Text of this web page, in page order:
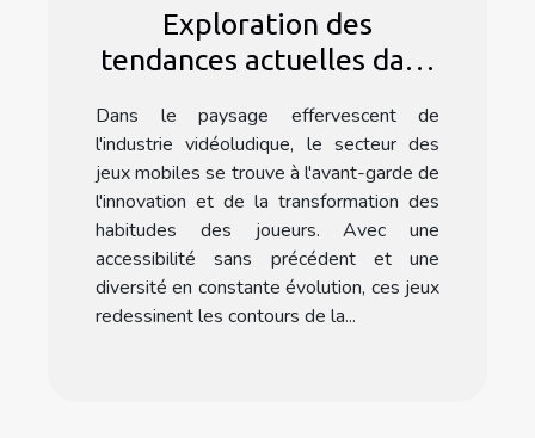
Exploration des
tendances actuelles dans
impact sur la
communauté des joueurs
Dans le paysage effervescent de
l'industrie vidéoludique, le secteur des
jeux mobiles se trouve à l'avant-garde de
l'innovation et de la transformation des
habitudes des joueurs. Avec une
accessibilité sans précédent et une
diversité en constante évolution, ces jeux
redessinent les contours de la...